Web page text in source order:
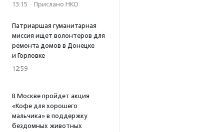
13:15 · Прислано НКО
Патриаршая гуманитарная
миссия ищет волонтеров для
ремонта домов в Донецке
и Горловке
12:59
В Москве пройдет акция
«Кофе для хорошего
мальчика» в поддержку
бездомных животных